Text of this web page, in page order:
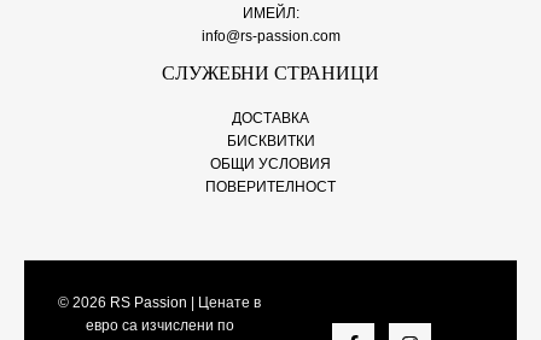
ИМЕЙЛ:
info@rs-passion.com
СЛУЖЕБНИ СТРАНИЦИ
ДОСТАВКА
БИСКВИТКИ
ОБЩИ УСЛОВИЯ
ПОВЕРИТЕЛНОСТ
© 2026 RS Passion | Ценате в
евро са изчислени по